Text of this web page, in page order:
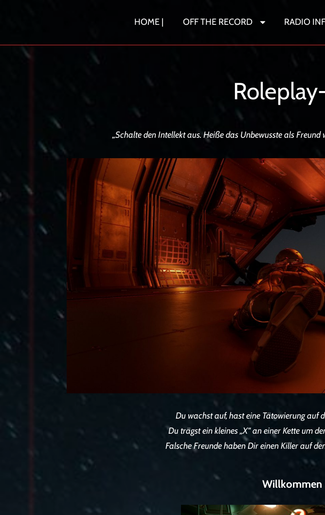
HOME | OFF THE RECORD RADIO
„Schalte den Intellekt aus. Heiße das Unbewusste als
Du wachst auf, hast eine Tätowierung auf
Du trägst ein kleines „X“ an einer Kette um
Falsche Freunde haben Dir einen Killer auf
Willkommen